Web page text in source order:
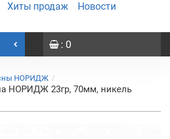
Хиты продаж
Новости
: 0
НОРИДЖ
НОРИДЖ 23гр, 70мм, никель